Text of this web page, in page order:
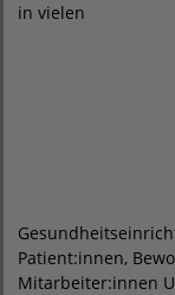
in vielen
Patient:innen,
Mitarbeiter:innen